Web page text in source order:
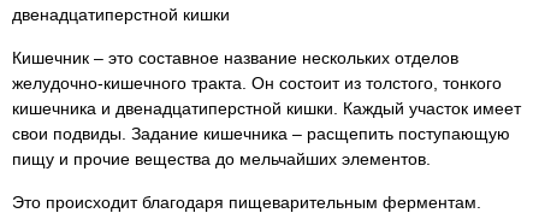
двенадцатиперстной кишки
Кишечник – это составное название нескольких отделов
желудочно-кишечного тракта. Он состоит из толстого, тонкого
кишечника и двенадцатиперстной кишки. Каждый участок имеет
свои подвиды. Задание кишечника – расщепить поступающую
пищу и прочие вещества до мельчайших элементов.
Это происходит благодаря пищеварительным ферментам.